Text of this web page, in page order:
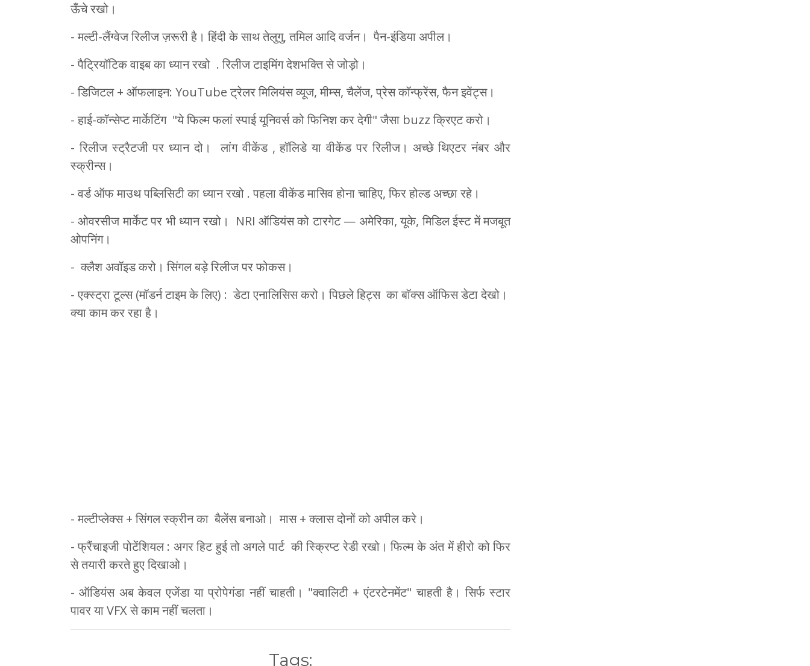
ऊँचे रखो।
- मल्टी-लैंग्वेज रिलीज ज़रूरी है। हिंदी के साथ तेलुगु, तमिल आदि वर्जन। पैन-इंडिया अपील।
- पैट्रियॉटिक वाइब का ध्यान रखो . रिलीज टाइमिंग देशभक्ति से जोड़ो।
- डिजिटल + ऑफलाइन: YouTube ट्रेलर मिलियंस व्यूज, मीम्स, चैलेंज, प्रेस कॉन्फ्रेंस, फैन इवेंट्स।
- हाई-कॉन्सेप्ट मार्केटिंग "ये फिल्म फलां स्पाई यूनिवर्स को फिनिश कर देगी" जैसा buzz क्रिएट करो।
- रिलीज स्ट्रैटजी पर ध्यान दो। लांग वीकेंड , हॉलिडे या वीकेंड पर रिलीज। अच्छे थिएटर नंबर और
स्क्रीन्स।
- वर्ड ऑफ माउथ पब्लिसिटी का ध्यान रखो . पहला वीकेंड मासिव होना चाहिए, फिर होल्ड अच्छा रहे।
- ओवरसीज मार्केट पर भी ध्यान रखो। NRI ऑडियंस को टारगेट — अमेरिका, यूके, मिडिल ईस्ट में मजबूत
ओपनिंग।
- क्लैश अवॉइड करो। सिंगल बड़े रिलीज पर फोकस।
- एक्स्ट्रा टूल्स (मॉडर्न टाइम के लिए) : डेटा एनालिसिस करो। पिछले हिट्स का बॉक्स ऑफिस डेटा देखो।
क्या काम कर रहा है।
- मल्टीप्लेक्स + सिंगल स्क्रीन का बैलेंस बनाओ। मास + क्लास दोनों को अपील करे।
- फ्रैंचाइजी पोटेंशियल : अगर हिट हुई तो अगले पार्ट की स्क्रिप्ट रेडी रखो। फिल्म के अंत में हीरो को फिर
से तयारी करते हुए दिखाओ।
- ऑडियंस अब केवल एजेंडा या प्रोपेगंडा नहीं चाहती। "क्वालिटी + एंटरटेनमेंट" चाहती है। सिर्फ स्टार
पावर या VFX से काम नहीं चलता।
Tags: